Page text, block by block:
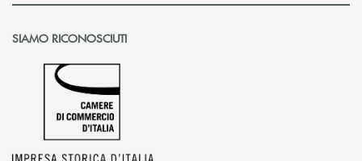
SIAMO RICONOSCIUTI